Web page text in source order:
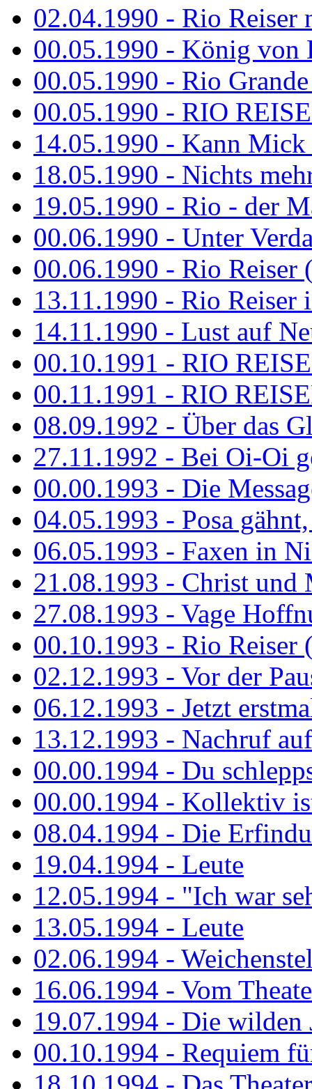
02.04.1990 - Rio
00.05.1990 - König von
00.05.1990 - Rio
00.05.1990 - RIO
14.05.1990 - Kann Mick
18.05.1990 - Nichts
19.05.1990 - Rio - der
00.06.1990 - Unter
00.06.1990 - Rio Reiser
13.11.1990 - Rio Reiser
14.11.1990 - Lust auf
00.10.1991 - RIO
00.11.1991 - RIO
08.09.1992 - Über das
27.11.1992 - Bei Oi-Oi
00.00.1993 - Die
04.05.1993 - Posa
06.05.1993 - Faxen in
21.08.1993 - Christ und
27.08.1993 - Vage
00.10.1993 - Rio Reiser
02.12.1993 - Vor der
06.12.1993 - Jetzt
13.12.1993 - Nachruf
00.00.1994 - Du
00.00.1994 - Kollektiv
08.04.1994 - Die
19.04.1994 - Leute
12.05.1994 - "Ich war
13.05.1994 - Leute
02.06.1994 -
16.06.1994 - Vom
19.07.1994 - Die wilden
00.10.1994 - Requiem